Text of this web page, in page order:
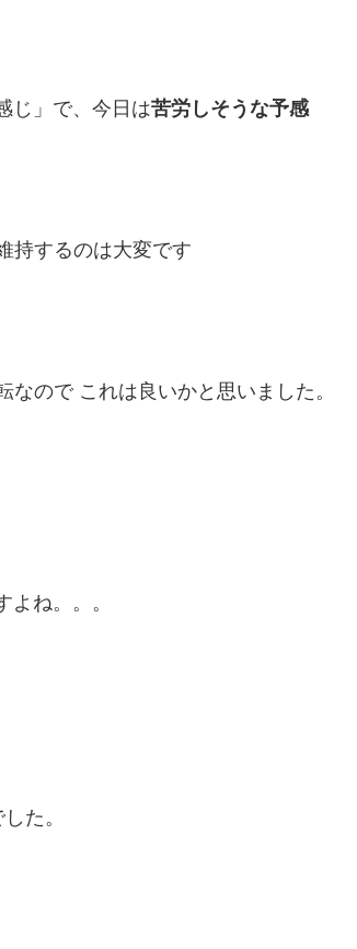
じ」で、今日は苦労しそうな予感
持するのは大変です
なので これは良いかと思いました。
ね。。。
た。